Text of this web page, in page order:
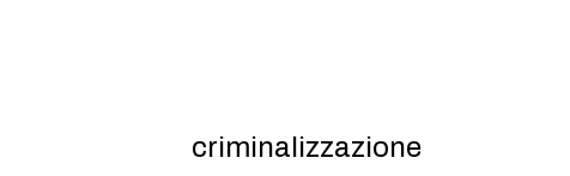
criminalizzazione